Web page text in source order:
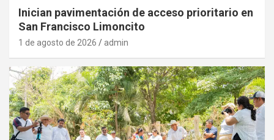
Inician pavimentación de acceso prioritario en
San Francisco Limoncito
1 de agosto de 2026 admin